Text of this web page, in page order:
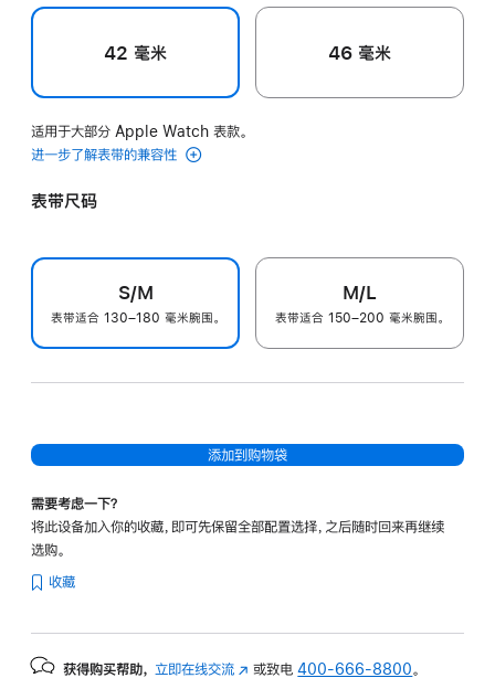
42 毫米 46 毫米
适用于大部分 Apple Watch 表款。
进一步了解表带的兼容性
表带尺码
S/M
表带适合 130–180 毫米腕围。
M/L
表带适合 150–200 毫米腕围。
添加到购物袋
需要考虑一下？
将此设备加入你的收藏，即可先保留全部配置选择，之后随时回来再继续
选购。
收藏
获得购买帮助， 立即在线交流 (在 或致电400-666-8800 。